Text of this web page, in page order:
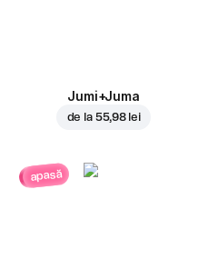
Jumi+Juma
de la 55,98 lei
apasă